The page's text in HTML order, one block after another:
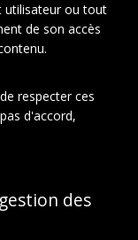
relation
utilisateur ou tout
de son accès
respecter ces
d'accord,
des